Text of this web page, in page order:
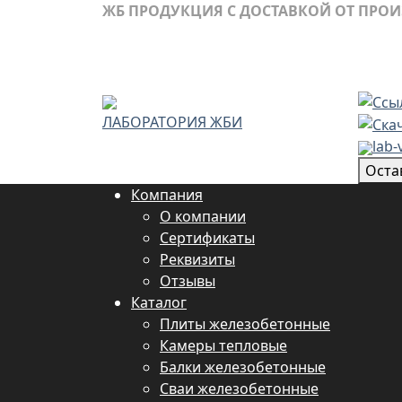
ЖБ ПРОДУКЦИЯ С ДОСТАВКОЙ ОТ
ЛАБОРАТОРИЯ ЖБИ
lab-
Компания
О компании
Сертификаты
Реквизиты
Отзывы
Каталог
Плиты железобетонные
Камеры тепловые
Балки железобетонные
Сваи железобетонные